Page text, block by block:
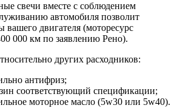
свечи вместе с соблюдением
автомобиля позволит
вашего двигателя (моторесурс
000 км по заявлению Рено).
других расходников:
антифриз;
соответствующий спецификации;
моторное масло (5w30 или 5w40).